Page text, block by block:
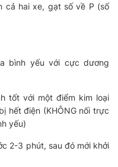
cả hai xe, gạt số về P (số
bình yếu với cực dương
tốt với một điểm kim loại
hết điện (KHÔNG nối trực
yếu)
2-3 phút, sau đó mới khởi